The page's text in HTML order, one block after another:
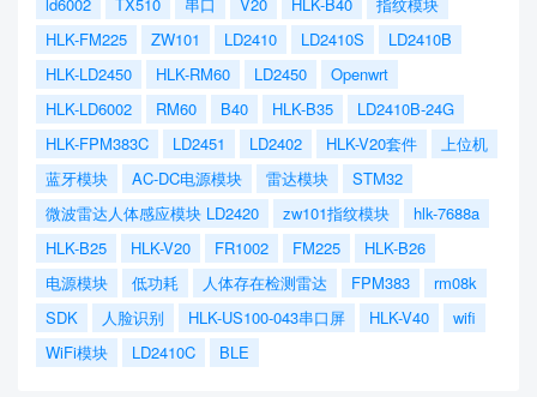
HLK-FM225
ZW101 LD2410 LD2410S
LD2410B
HLK-LD2450
HLK-RM60 LD2450
Openwrt
HLK-LD6002
RM60 B40 HLK-B35
LD2410B-24G
HLK-FPM383C
LD2451 LD2402 HLK-V20套件
上位机
蓝牙模块
AC-DC电源模块 雷达模块
STM32
微波雷达人体感应模块 LD2420
zw101指纹模块
hlk-7688a
HLK-B25
HLK-V20 FR1002 FM225
HLK-B26
电源模块
低功耗 人体存在检测雷达 FPM383
rm08k
SDK
人脸识别 HLK-US100-043串口屏 HLK-V40
wifi
WiFi模块
LD2410C BLE